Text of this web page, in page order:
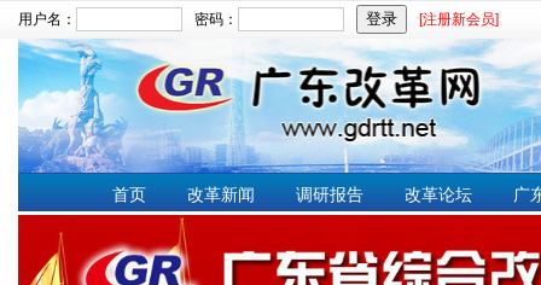
用户名： 密码： [注册新会员]
文章搜索：
首页 改革新闻 调研报告 改革论坛 广